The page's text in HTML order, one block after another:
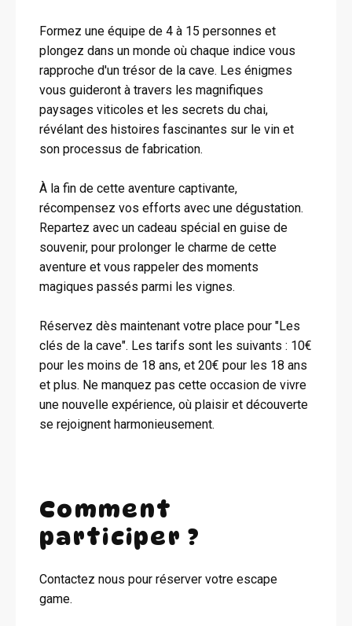
Formez une équipe de 4 à 15 personnes et
plongez dans un monde où chaque indice vous
rapproche d'un trésor de la cave. Les énigmes
vous guideront à travers les magnifiques
paysages viticoles et les secrets du chai,
révélant des histoires fascinantes sur le vin et
son processus de fabrication.
À la fin de cette aventure captivante,
récompensez vos efforts avec une dégustation.
Repartez avec un cadeau spécial en guise de
souvenir, pour prolonger le charme de cette
aventure et vous rappeler des moments
magiques passés parmi les vignes.
Réservez dès maintenant votre place pour "Les
clés de la cave". Les tarifs sont les suivants : 10€
pour les moins de 18 ans, et 20€ pour les 18 ans
et plus. Ne manquez pas cette occasion de vivre
une nouvelle expérience, où plaisir et découverte
se rejoignent harmonieusement.
Comment
participer ?
Contactez nous pour réserver votre escape
game.